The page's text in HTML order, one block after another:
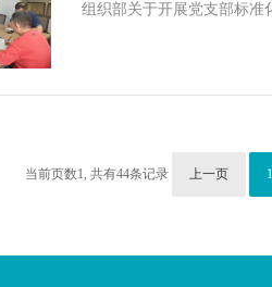
组织部关于开展党支部标准
当前页数1 共有44条记录 上一页 1